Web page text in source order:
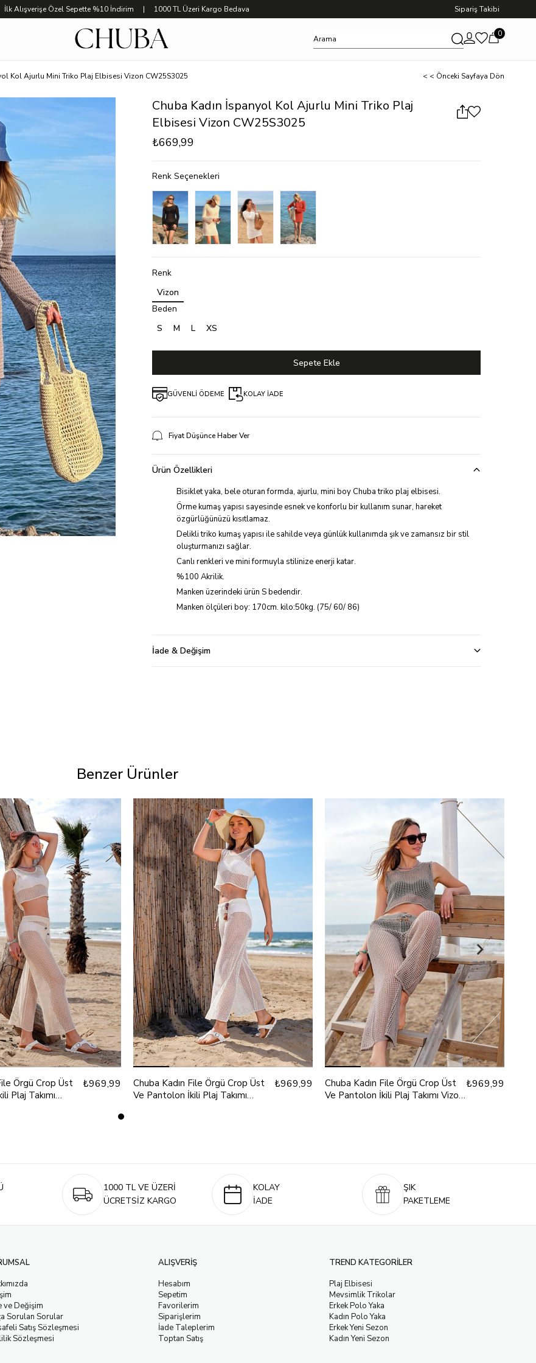
İlk Alışverişe Özel Sepette %10 İndirim | 1000 TL Üzeri Kargo Bedava Sipariş Takibi
0
Kol Ajurlu Mini Triko Plaj Elbisesi Vizon CW25S3025 < < Önceki Sayfaya Dön
Chuba Kadın İspanyol Kol Ajurlu Mini Triko Plaj
Elbisesi Vizon CW25S3025
₺669,99
Renk Seçenekleri
Renk
Vizon
Beden
S
M L XS
GÜVENLİ ÖDEME KOLAY İADE
Fiyat Düşünce Haber Ver
Ürün Özellikleri
Bisiklet yaka, bele oturan formda, ajurlu, mini boy Chuba triko plaj elbisesi.
Örme kumaş yapısı sayesinde esnek ve konforlu bir kullanım sunar, hareket
özgürlüğünüzü kısıtlamaz.
Delikli triko kumaş yapısı ile sahilde veya günlük kullanımda şık ve zamansız bir stil
oluşturmanızı sağlar.
Canlı renkleri ve mini formuyla stilinize enerji katar.
%100 Akrilik.
Manken üzerindeki ürün S bedendir.
Manken ölçüleri boy: 170cm. kilo:50kg. (75/ 60/ 86)
İade & Değişim
Benzer Ürünler
Örgü Crop Üst
Plaj Takımı
₺969,99
Chuba Kadın File Örgü Crop Üst
Ve Pantolon İkili Plaj Takımı
₺969,99
Chuba Kadın File Örgü Crop Üst
Ve Pantolon İkili Plaj Takımı Vizon
₺969,99
1000 TL VE ÜZERİ
ÜCRETSİZ KARGO
KOLAY
İADE
ŞIK
PAKETLEME
ve Değişim
Sorulan Sorular
Satış Sözleşmesi
Sözleşmesi
ALIŞVERİŞ
Hesabım
Sepetim
Favorilerim
Siparişlerim
İade Taleplerim
Toptan Satış
TREND KATEGORİLER
Plaj Elbisesi
Mevsimlik Trikolar
Erkek Polo Yaka
Kadın Polo Yaka
Erkek Yeni Sezon
Kadın Yeni Sezon